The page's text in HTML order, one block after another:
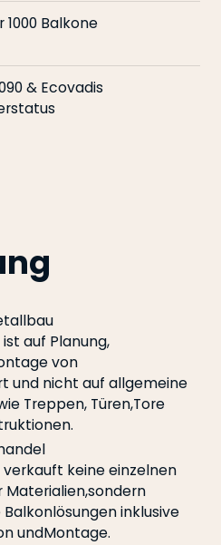
1000 Balkone
& Ecovadis
auf Planung,
von
und nicht auf allgemeine
Treppen, Türen,Tore
keine einzelnen
inklusive
undMontage.